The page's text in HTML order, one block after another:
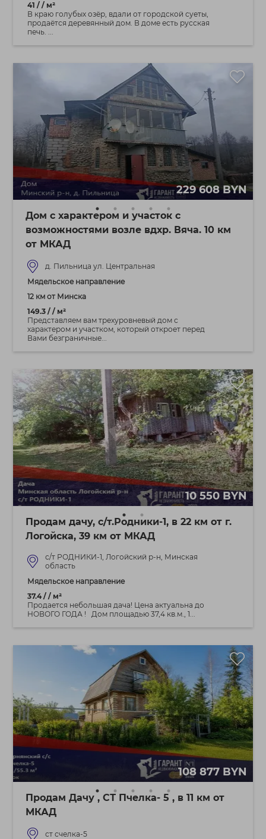
41 / / м²
В краю голубых озёр, вдали от городской суеты,
продаётся деревянный дом. В доме есть русская
печь. ...
229 608 BYN
Дом с характером и участок с
возможностями возле вдхр. Вяча. 10 км
от МКАД
д. Пильница ул. Центральная
Мядельское направление
12 км от Минска
149.3 / / м²
Представляем вам трехуровневый дом с
характером и участком, который откроет перед
Вами безграничные...
10 550 BYN
Продам дачу, с/т.Родники-1, в 22 км от г.
Логойска, 39 км от МКАД
с/т РОДНИКИ-1, Логойский р-н, Минская
область
Мядельское направление
37.4 / / м²
Продается небольшая дача! Цена актуальна до
НОВОГО ГОДА ! Дом площадью 37,4 кв.м., 1...
108 877 BYN
Продам Дачу , СТ Пчелка- 5 , в 11 км от
МКАД
ст счелка-5